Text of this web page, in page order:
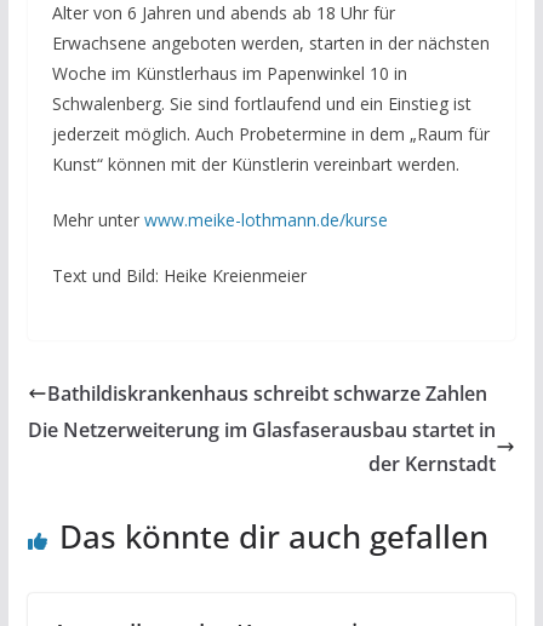
Alter von 6 Jahren und abends ab 18 Uhr für
Erwachsene angeboten werden, starten in der nächsten
Woche im Künstlerhaus im Papenwinkel 10 in
Schwalenberg. Sie sind fortlaufend und ein Einstieg ist
jederzeit möglich. Auch Probetermine in dem „Raum für
Kunst“ können mit der Künstlerin vereinbart werden.
Mehr unterwww.meike-lothmann.de/kurse
Text und Bild: Heike Kreienmeier
Bathildiskrankenhaus schreibt schwarze Zahlen
Die Netzerweiterung im Glasfaserausbau startet in
der Kernstadt
Das könnte dir auch gefallen